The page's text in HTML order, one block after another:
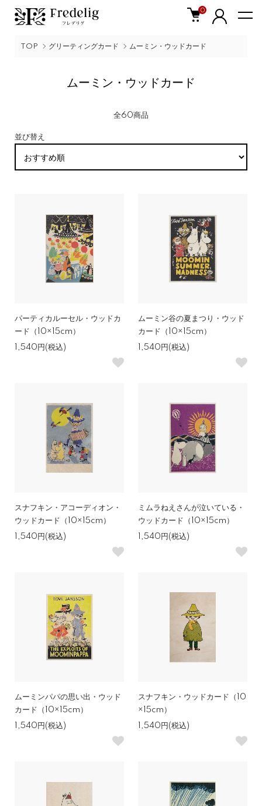
0
TOP グリーティングカード ムーミン・ウッドカード
ムーミン・ウッドカード
全60商品
並び替え
パーティカルーセル・ウッドカ
ード（10×15cm）
1,540円(税込)
ムーミン谷の夏まつり・ウッド
カード（10×15cm）
1,540円(税込)
スナフキン・アコーディオン・
ウッドカード（10×15cm）
1,540円(税込)
ミムラねえさんが泣いている・
ウッドカード（10×15cm）
1,540円(税込)
ムーミンパパの思い出・ウッド
カード（10×15cm）
1,540円(税込)
スナフキン・ウッドカード（10
×15cm）
1,540円(税込)